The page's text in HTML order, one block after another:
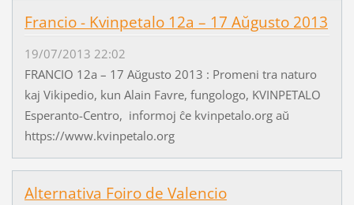
Francio - Kvinpetalo 12a – 17 Aŭgusto 2013
19/07/2013 22:02
FRANCIO 12a – 17 Aŭgusto 2013 : Promeni tra naturo
kaj Vikipedio, kun Alain Favre, fungologo, KVINPETALO
Esperanto-Centro, informoj ĉe kvinpetalo.org aŭ
https://www.kvinpetalo.org
Alternativa Foiro de Valencio